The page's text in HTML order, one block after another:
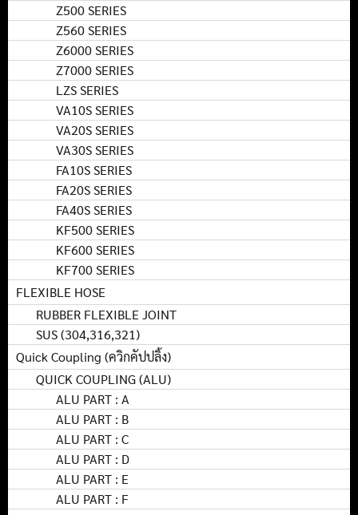
Z500 SERIES
Z560 SERIES
Z6000 SERIES
Z7000 SERIES
LZS SERIES
VA10S SERIES
VA20S SERIES
VA30S SERIES
FA10S SERIES
FA20S SERIES
FA40S SERIES
KF500 SERIES
KF600 SERIES
KF700 SERIES
FLEXIBLE HOSE
RUBBER FLEXIBLE JOINT
SUS (304,316,321)
Quick Coupling (ควิกคัปปลิ้ง)
QUICK COUPLING (ALU)
ALU PART : A
ALU PART : B
ALU PART : C
ALU PART : D
ALU PART : E
ALU PART : F